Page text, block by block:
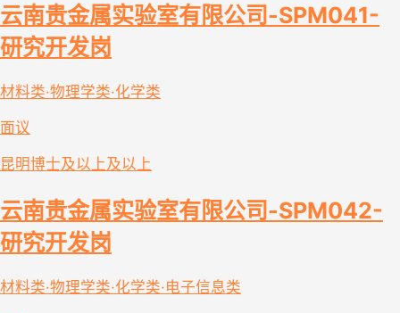
云南贵金属实验室有限公司-SPM041-
研究开发岗
材料类·物理学类·化学类
面议
昆明博士及以上及以上
云南贵金属实验室有限公司-SPM042-
研究开发岗
材料类·物理学类·化学类·电子信息类